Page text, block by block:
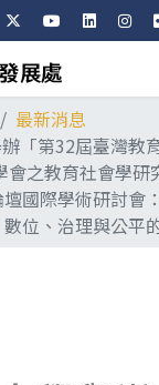
最新消息
「第32屆臺灣教
會之教育社會學研
國際學術研討會
位、治理與公平